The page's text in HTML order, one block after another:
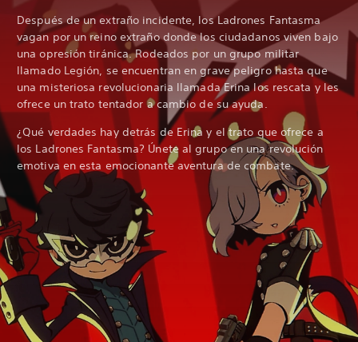
Después de un extraño incidente, los Ladrones Fantasma
vagan por un reino extraño donde los ciudadanos viven bajo
una opresión tiránica. Rodeados por un grupo militar
llamado Legión, se encuentran en grave peligro hasta que
una misteriosa revolucionaria llamada Erina los rescata y les
ofrece un trato tentador a cambio de su ayuda.
¿Qué verdades hay detrás de Erina y el trato que ofrece a
los Ladrones Fantasma? Únete al grupo en una revolución
emotiva en esta emocionante aventura de combate.